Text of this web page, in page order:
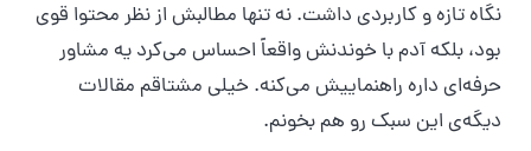
نگاه تازه و کاربردی داشت. نه تنها مطالبش از نظر محتوا قوی
بود، بلکه آدم با خوندنش واقعاً احساس می‌کرد یه مشاور
حرفه‌ای داره راهنماییش می‌کنه. خیلی مشتاقم مقالات
دیگه‌ی این سبک رو هم بخونم.